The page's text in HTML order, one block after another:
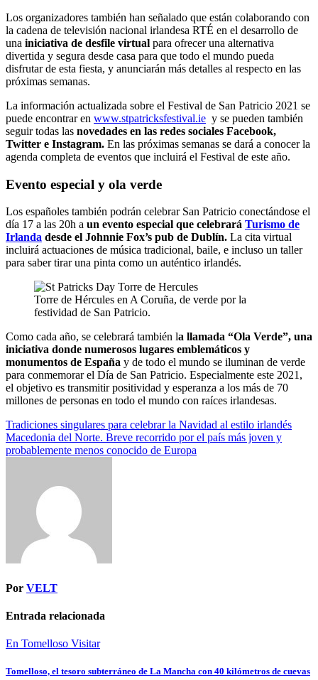
Los organizadores también han señalado que están colaborando con
la cadena de televisión nacional irlandesa RTÉ en el desarrollo de
una iniciativa de desfile virtual para ofrecer una alternativa
divertida y segura desde casa para que todo el mundo pueda
disfrutar de esta fiesta, y anunciarán más detalles al respecto en las
próximas semanas.
La información actualizada sobre el Festival de San Patricio 2021 se
puede encontrar en www.stpatricksfestival.ie y se pueden también
seguir todas las novedades en las redes sociales Facebook,
Twitter e Instagram. En las próximas semanas se dará a conocer la
agenda completa de eventos que incluirá el Festival de este año.
Evento especial y ola verde
Los españoles también podrán celebrar San Patricio conectándose el
día 17 a las 20h a un evento especial que celebrará Turismo de
Irlanda desde el Johnnie Fox’s pub de Dublín. La cita virtual
incluirá actuaciones de música tradicional, baile, e incluso un taller
para saber tirar una pinta como un auténtico irlandés.
Torre de Hércules en A Coruña, de verde por la
festividad de San Patricio.
Como cada año, se celebrará también la llamada “Ola Verde”, una
iniciativa donde numerosos lugares emblemáticos y
monumentos de España y de todo el mundo se iluminan de verde
para conmemorar el Día de San Patricio. Especialmente este 2021,
el objetivo es transmitir positividad y esperanza a los más de 70
millones de personas en todo el mundo con raíces irlandesas.
Navegación
de
Tradiciones singulares para celebrar la Navidad al estilo irlandés
Macedonia del Norte. Breve recorrido por el país más joven y
probablemente menos conocido de Europa
Por VELT
Entrada relacionada
En Tomelloso Visitar
Tomelloso, el tesoro subterráneo de La Mancha con 40 kilómetros de cuevas